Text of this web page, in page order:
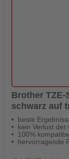
Brother TZE-
schwarz auf
beste
kein Verlust der
100%
hervorragende